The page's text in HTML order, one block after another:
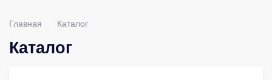
Главная Каталог
Каталог